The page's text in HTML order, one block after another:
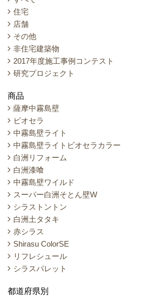
住宅
店舗
その他
非住宅建築物
2017年度施工事例コンテスト
研究プロジェクト
商品
薩摩中霧島壁
ビオセラ
中霧島壁ライト
中霧島壁ライトビオセラカラー
白洲リフォーム
白洲漆喰
中霧島壁ワイルド
スーパー白洲そとん壁W
シラストントン
白洲土タタキ
赤シラス
Shirasu ColorSE
リフレシュール
シラスパレット
都道府県別